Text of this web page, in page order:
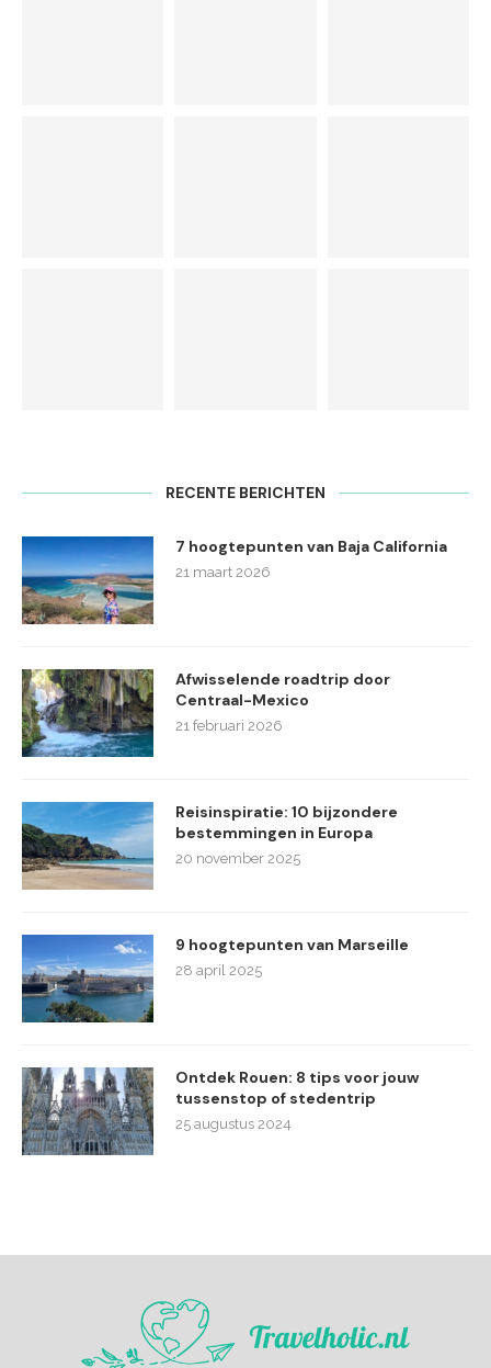
RECENTE BERICHTEN
7 hoogtepunten van Baja California
21 maart 2026
Afwisselende roadtrip door
Centraal-Mexico
21 februari 2026
Reisinspiratie: 10 bijzondere
bestemmingen in Europa
20 november 2025
9 hoogtepunten van Marseille
28 april 2025
Ontdek Rouen: 8 tips voor jouw
tussenstop of stedentrip
25 augustus 2024